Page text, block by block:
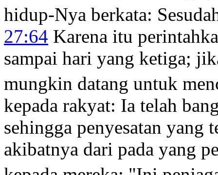
hidup-Nya berkata:
27:64 Karena itu
sampai hari yang ketiga;
mungkin datang untuk
kepada rakyat: Ia telah
sehingga penyesatan
akibatnya dari pada yang